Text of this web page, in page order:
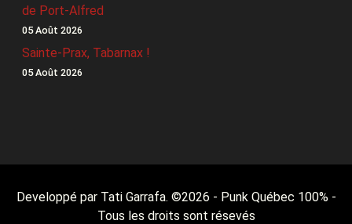
de Port-Alfred
05 Août 2026
Sainte-Prax, Tabarnax !
05 Août 2026
Developpé par Tati Garrafa. ©2026 - Punk Québec 100% -
Tous les droits sont résevés